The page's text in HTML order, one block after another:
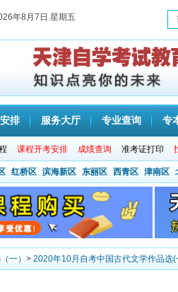
年8月7日 星期五
排 服务大厅 专业查询 专
课程开考安排 成绩查询 准考证打印
红桥区 滨海新区 东丽区 西青区 津南区
一） > 2020年10月自考中国古代文学作品选